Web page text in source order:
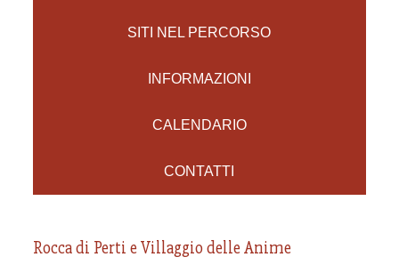
SITI NEL PERCORSO
INFORMAZIONI
CALENDARIO
CONTATTI
Rocca di Perti e Villaggio delle Anime